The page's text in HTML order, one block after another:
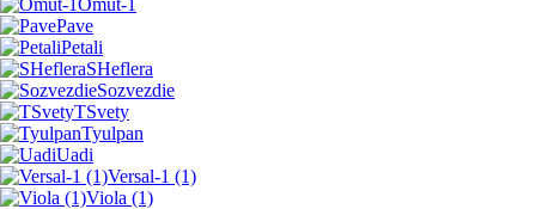
Pave
Petali
SHeflera
Sozvezdie
TSvety
Tyulpan
Uadi
Versal-1 (1)
Viola (1)